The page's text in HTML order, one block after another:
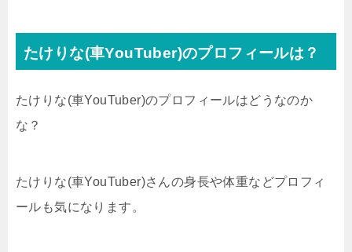
たけりな(車YouTuber)のプロフィールは？
たけりな(車YouTuber)のプロフィールはどうなのか
な？
たけりな(車YouTuber)さんの身長や体重などプロフィ
ールも気になります。